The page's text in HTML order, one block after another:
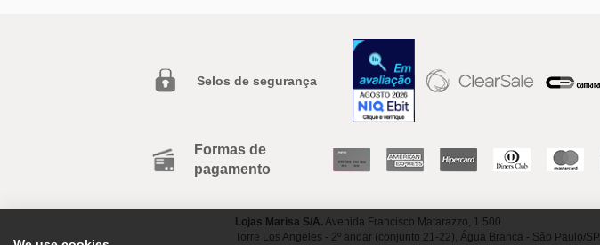
Selos de segurança
Formas de
pagamento
Lojas Marisa S/A. Avenida Francisco Matarazzo, 1.500
Torre Los Angeles - 2º andar (conjunto 21-22), Água Branca - São Paulo/SP.